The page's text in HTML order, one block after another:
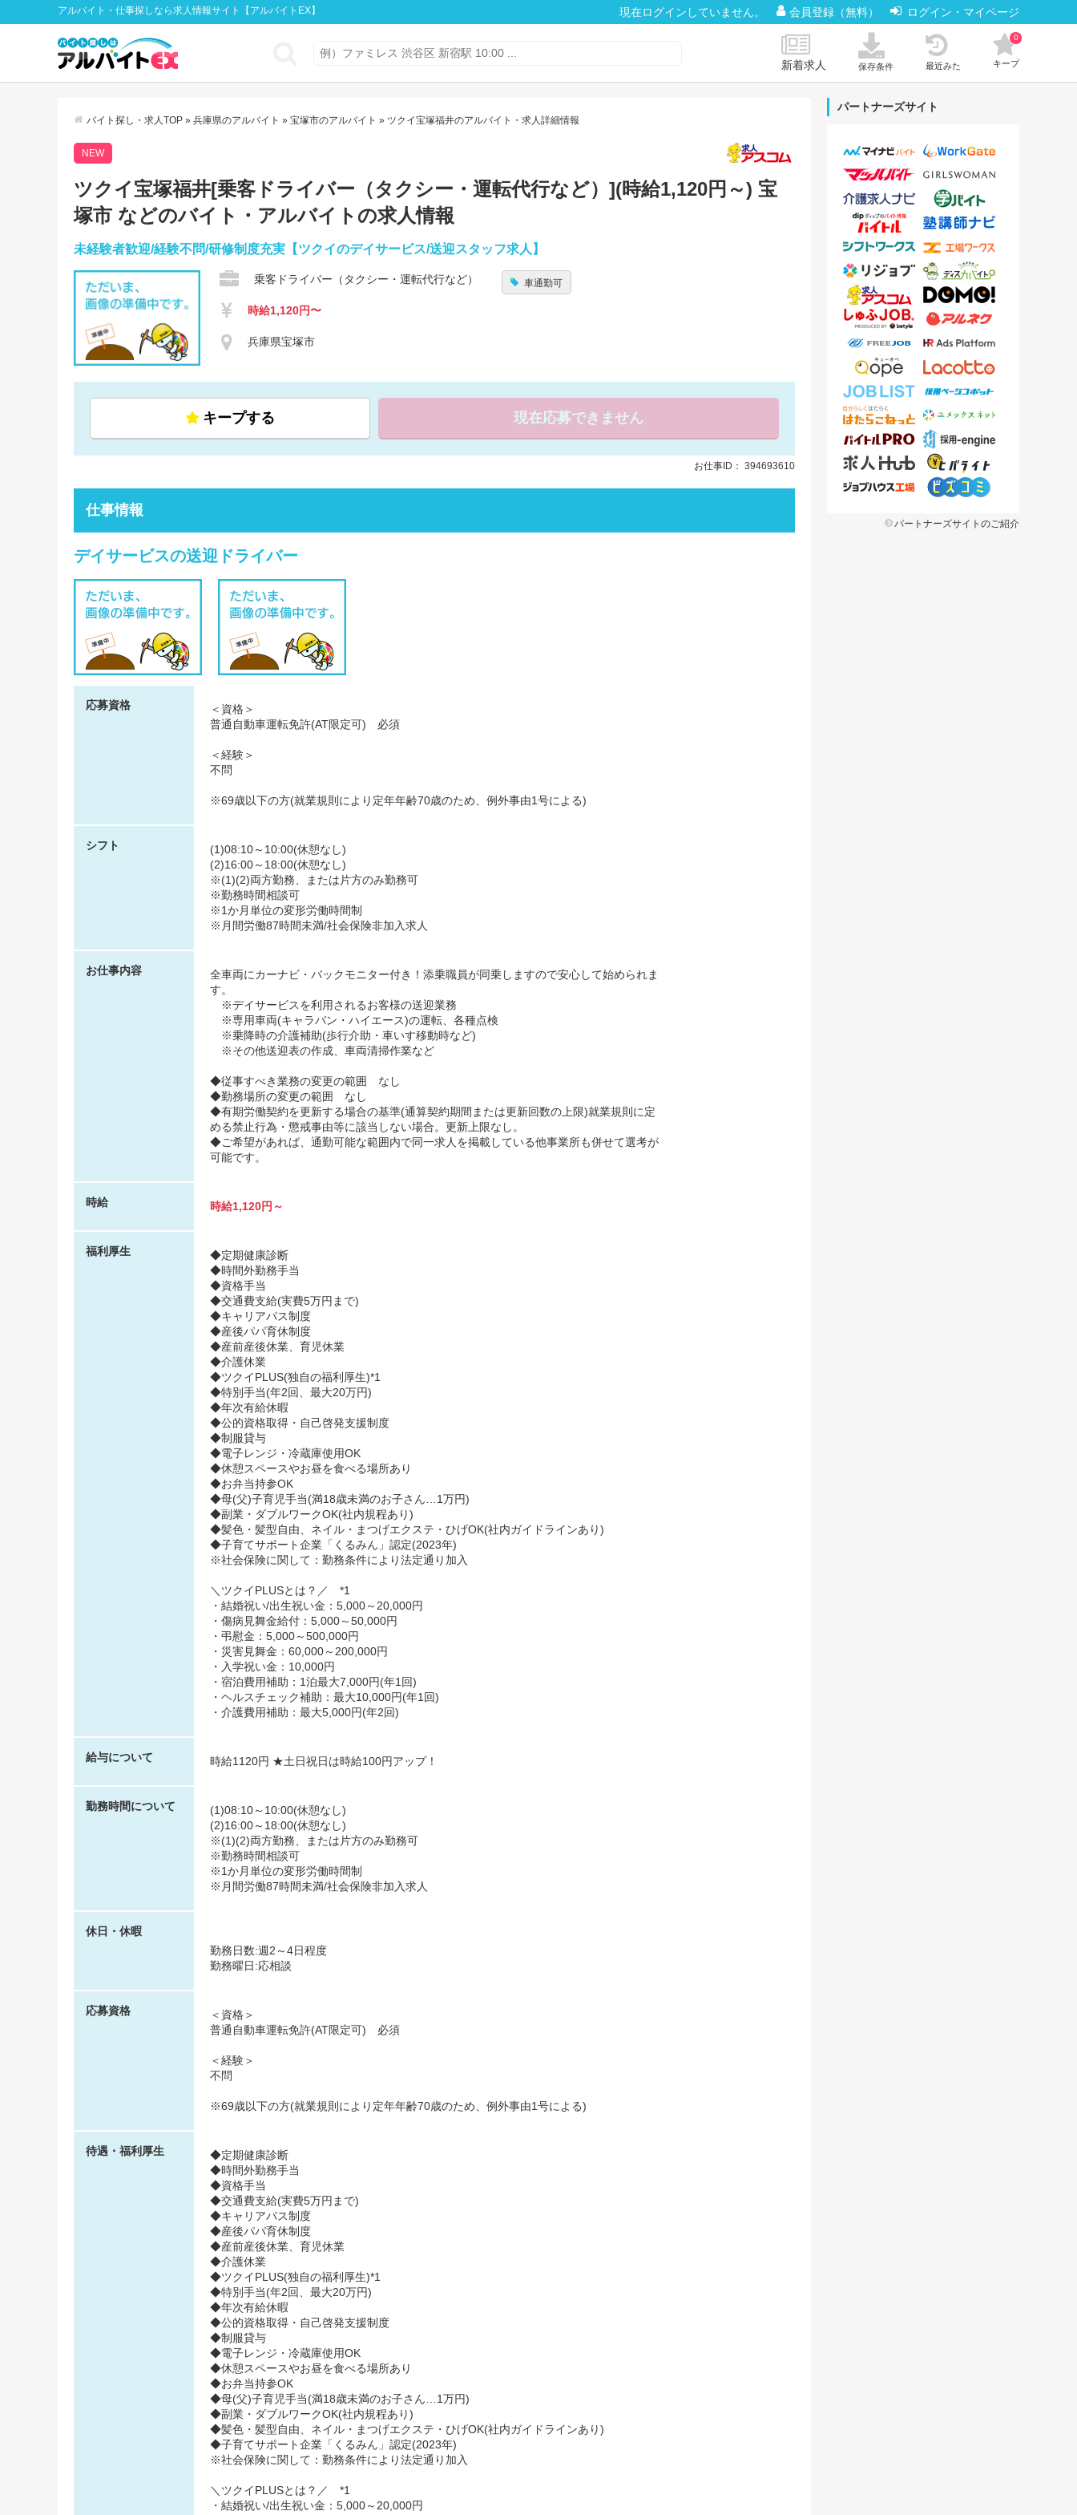
アルバイト・仕事探しなら求人情報サイト【アルバイトEX】 現在ログインしていません。 会員登録（無料） ログイン・マイページ
新着求人 保存条件 最近みた キープ
0
バイト探し・求人TOP » 兵庫県のアルバイト » 宝塚市のアルバイト » ツクイ宝塚福井のアルバイト・求人詳細情報
NEW
ツクイ宝塚福井[乗客ドライバー（タクシー・運転代行など）](時給1,120円～) 宝
塚市 などのバイト・アルバイトの求人情報
未経験者歓迎/経験不問/研修制度充実【ツクイのデイサービス/送迎スタッフ求人】
乗客ドライバー（タクシー・運転代行など）
時給1,120円〜
兵庫県宝塚市
車通勤可
キープする 現在応募できません
お仕事ID： 394693610
仕事情報
デイサービスの送迎ドライバー
応募資格
＜資格＞
普通自動車運転免許(AT限定可) 必須
＜経験＞
不問
※69歳以下の方(就業規則により定年年齢70歳のため、例外事由1号による)
シフト
(1)08:10～10:00(休憩なし)
(2)16:00～18:00(休憩なし)
※(1)(2)両方勤務、または片方のみ勤務可
※勤務時間相談可
※1か月単位の変形労働時間制
※月間労働87時間未満/社会保険非加入求人
お仕事内容
全車両にカーナビ・バックモニター付き！添乗職員が同乗しますので安心して始められま
す。
※デイサービスを利用されるお客様の送迎業務
※専用車両(キャラバン・ハイエース)の運転、各種点検
※乗降時の介護補助(歩行介助・車いす移動時など)
※その他送迎表の作成、車両清掃作業など
◆従事すべき業務の変更の範囲 なし
◆勤務場所の変更の範囲 なし
◆有期労働契約を更新する場合の基準(通算契約期間または更新回数の上限)就業規則に定
める禁止行為・懲戒事由等に該当しない場合。更新上限なし。
◆ご希望があれば、通勤可能な範囲内で同一求人を掲載している他事業所も併せて選考が
可能です。
時給 時給1,120円～
福利厚生
◆定期健康診断
◆時間外勤務手当
◆資格手当
◆交通費支給(実費5万円まで)
◆キャリアパス制度
◆産後パパ育休制度
◆産前産後休業、育児休業
◆介護休業
◆ツクイPLUS(独自の福利厚生)*1
◆特別手当(年2回、最大20万円)
◆年次有給休暇
◆公的資格取得・自己啓発支援制度
◆制服貸与
◆電子レンジ・冷蔵庫使用OK
◆休憩スペースやお昼を食べる場所あり
◆お弁当持参OK
◆母(父)子育児手当(満18歳未満のお子さん…1万円)
◆副業・ダブルワークOK(社内規程あり)
◆髪色・髪型自由、ネイル・まつげエクステ・ひげOK(社内ガイドラインあり)
◆子育てサポート企業「くるみん」認定(2023年)
※社会保険に関して：勤務条件により法定通り加入
＼ツクイPLUSとは？／ *1
・結婚祝い/出生祝い金：5,000～20,000円
・傷病見舞金給付：5,000～50,000円
・弔慰金：5,000～500,000円
・災害見舞金：60,000～200,000円
・入学祝い金：10,000円
・宿泊費用補助：1泊最大7,000円(年1回)
・ヘルスチェック補助：最大10,000円(年1回)
・介護費用補助：最大5,000円(年2回)
給与について 時給1120円 ★土日祝日は時給100円アップ！
勤務時間について
(1)08:10～10:00(休憩なし)
(2)16:00～18:00(休憩なし)
※(1)(2)両方勤務、または片方のみ勤務可
※勤務時間相談可
※1か月単位の変形労働時間制
※月間労働87時間未満/社会保険非加入求人
休日・休暇
勤務日数:週2～4日程度
勤務曜日:応相談
応募資格
＜資格＞
普通自動車運転免許(AT限定可) 必須
＜経験＞
不問
※69歳以下の方(就業規則により定年年齢70歳のため、例外事由1号による)
待遇・福利厚生
◆定期健康診断
◆時間外勤務手当
◆資格手当
◆交通費支給(実費5万円まで)
◆キャリアパス制度
◆産後パパ育休制度
◆産前産後休業、育児休業
◆介護休業
◆ツクイPLUS(独自の福利厚生)*1
◆特別手当(年2回、最大20万円)
◆年次有給休暇
◆公的資格取得・自己啓発支援制度
◆制服貸与
◆電子レンジ・冷蔵庫使用OK
◆休憩スペースやお昼を食べる場所あり
◆お弁当持参OK
◆母(父)子育児手当(満18歳未満のお子さん…1万円)
◆副業・ダブルワークOK(社内規程あり)
◆髪色・髪型自由、ネイル・まつげエクステ・ひげOK(社内ガイドラインあり)
◆子育てサポート企業「くるみん」認定(2023年)
※社会保険に関して：勤務条件により法定通り加入
＼ツクイPLUSとは？／ *1
・結婚祝い/出生祝い金：5,000～20,000円
パートナーズサイト
パートナーズサイトのご紹介